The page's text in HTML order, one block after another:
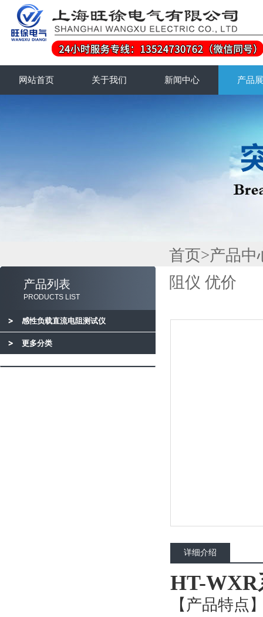
网站首页 关于我们 新闻中心 产品
产品列表
PRODUCTS LIST
感性负载直流电阻测试仪
更多分类
首页>产品中
阻仪 优价
详细介绍
HT-WXR
【产品特点